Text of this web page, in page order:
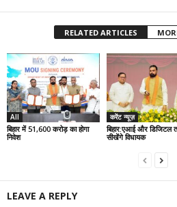
RELATED ARTICLES
All
बिहार में 51,600 करोड़ का होगा
निवेश
करेंट न्यूज़
बिहार:एआई और डिजिटल
सीखेंगे विधायक
LEAVE A REPLY